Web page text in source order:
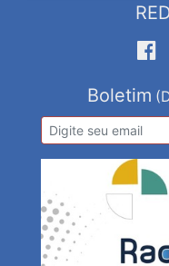
Boletim